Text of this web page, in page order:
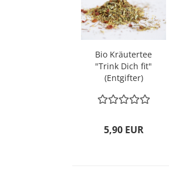
Bio Kräutertee
"Trink Dich fit"
(Entgifter)
5,90 EUR